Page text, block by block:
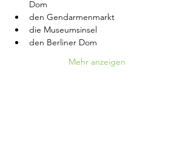
Dom
den Gendarmenmarkt
die Museumsinsel
den Berliner Dom
Mehr anzeigen